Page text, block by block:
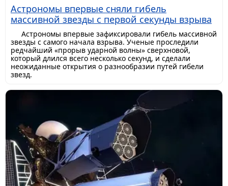
Астрономы впервые сняли гибель
массивной звезды с первой секунды взрыва
Астрономы впервые зафиксировали гибель массивной
звезды с самого начала взрыва. Ученые проследили
редчайший «прорыв ударной волны» сверхновой,
который длился всего несколько секунд, и сделали
неожиданные открытия о разнообразии путей гибели
звезд.